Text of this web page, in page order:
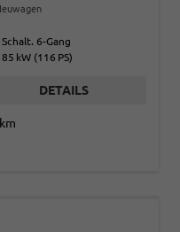
Schalt. 6-Gang
85 kW (116 PS)
DETAILS